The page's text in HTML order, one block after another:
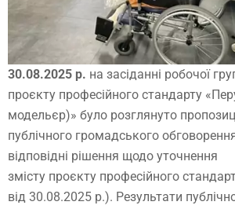
30.08.2025 р. на засіданні робочої
проєкту професійного стандарту
модельєр)» було розглянуто
публічного громадського
відповідні рішення щодо уточнення
змісту проєкту професійного
від 30.08.2025 р.). Результати